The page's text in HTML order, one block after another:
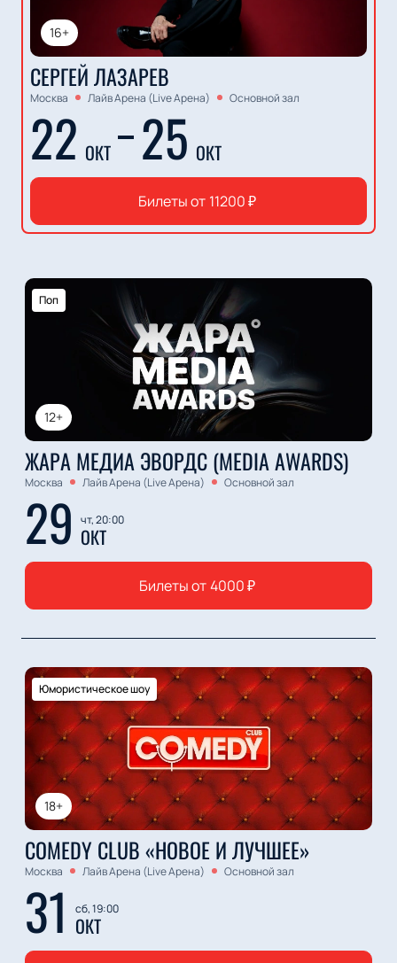
16+
СЕРГЕЙ ЛАЗАРЕВ
Москва Лайв Арена (Live Арена) Основной зал
22 ОКТ 25 ОКТ
Билеты от 11200₽
12+
Поп
ЖАРА МЕДИА ЭВОРДС (MEDIA AWARDS)
Москва Лайв Арена (Live Арена) Основной зал
29 чт, 20:00
ОКТ
Билеты от 4000₽
18+
Юмористическое шоу
COMEDY CLUB «НОВОЕ И ЛУЧШЕЕ»
Москва Лайв Арена (Live Арена) Основной зал
31 сб, 19:00
ОКТ